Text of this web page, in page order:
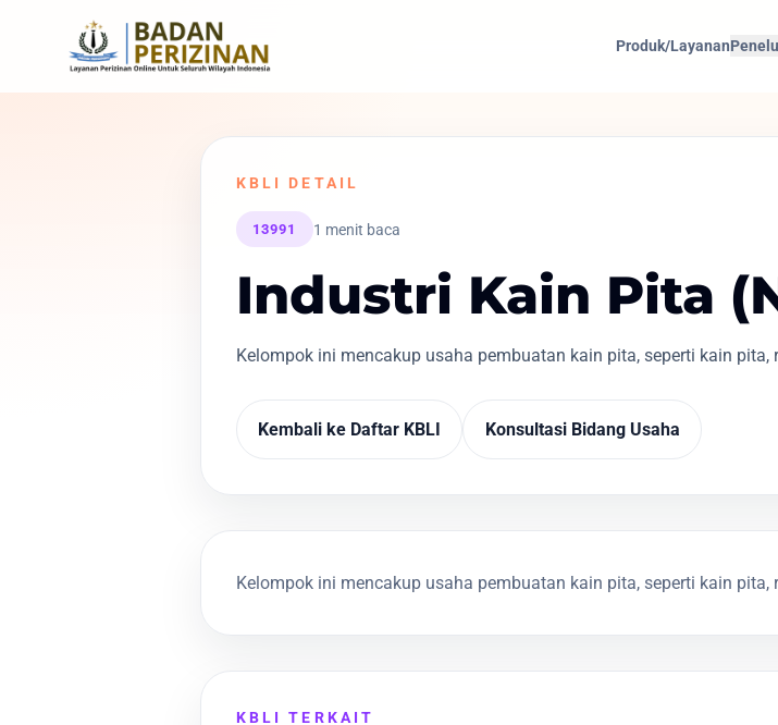
Produk/Layanan
KBLI DETAIL
13991 1 menit baca
Industri Kain Pita
Kelompok ini mencakup usaha pembuatan kain pita, seperti kain pita,
Kembali ke Daftar KBLI Konsultasi Bidang Usaha
Kelompok ini mencakup usaha pembuatan kain pita, seperti kain pita,
KBLI TERKAIT